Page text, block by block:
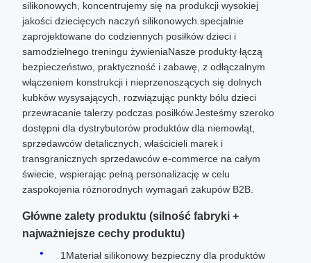
silikonowych, koncentrujemy się na produkcji wysokiej
jakości dziecięcych naczyń silikonowych.specjalnie
zaprojektowane do codziennych posiłków dzieci i
samodzielnego treningu żywieniaNasze produkty łączą
bezpieczeństwo, praktyczność i zabawę, z odłączalnym
włączeniem konstrukcji i nieprzenoszących się dolnych
kubków wysysających, rozwiązując punkty bólu dzieci
przewracanie talerzy podczas posiłków.Jesteśmy szeroko
dostępni dla dystrybutorów produktów dla niemowląt,
sprzedawców detalicznych, właścicieli marek i
transgranicznych sprzedawców e-commerce na całym
świecie, wspierając pełną personalizację w celu
zaspokojenia różnorodnych wymagań zakupów B2B.
Główne zalety produktu (silność fabryki +
najważniejsze cechy produktu)
1Materiał silikonowy bezpieczny dla produktów